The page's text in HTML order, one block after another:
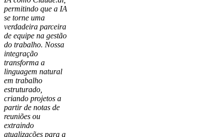
permitindo que a IA
se torne uma
verdadeira parceira
de equipe na gestão
do trabalho. Nossa
integração
transforma a
linguagem natural
em trabalho
estruturado,
criando projetos a
partir de notas de
reuniões ou
extraindo
atualizações para a